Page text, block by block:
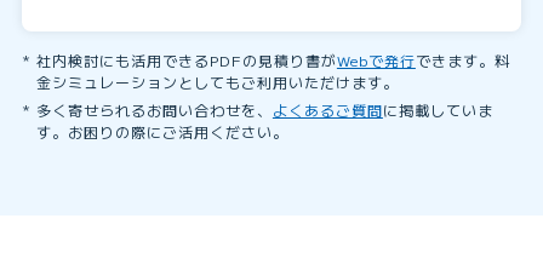
社内検討にも活用できるPDFの見積り書がWebで発行できます。料
金シミュレーションとしてもご利用いただけます。
多く寄せられるお問い合わせを、 よくあるご質問に掲載していま
す。お困りの際にご活用ください。